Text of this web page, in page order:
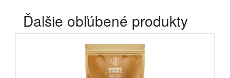
Ďalšie obľúbené produkty